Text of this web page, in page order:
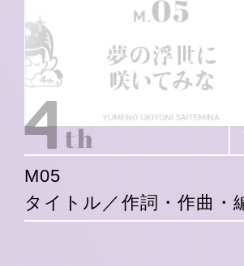
M05
タイトル／作詞・作曲・